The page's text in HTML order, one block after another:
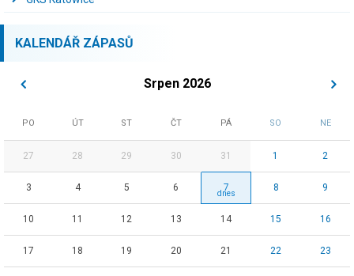
KALENDÁŘ ZÁPASŮ
Srpen 2026
PO ÚT ST ČT PÁ SO NE
27 28 29 30 31 1 2
3 4 5 6 7 8 9
10 11 12 13 14 15 16
17 18 19 20 21 22 23